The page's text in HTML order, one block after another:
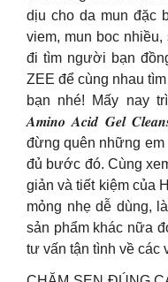
dịu cho da mun đặc
viem, mun boc
đi tìm người bạn
ZEE để cùng nhau
bạn nhé! Mấy nay
𝑨𝒎𝒊𝒏𝒐 𝑨𝒄𝒊𝒅 𝑮𝒆𝒍
đừng quên những
đủ bước đó. Cùng
giản và tiết kiệm của
mỏng nhẹ dễ dùng,
sản phẩm khác nữa
tư vấn tận tình về các